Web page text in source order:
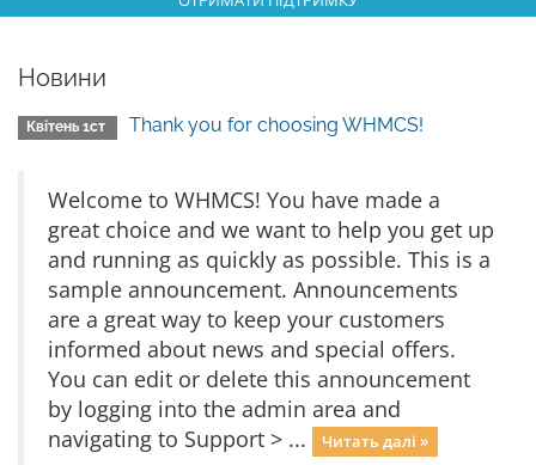
Новини
Квітень 1ст Thank you for choosing WHMCS!
Welcome to WHMCS! You have made a
great choice and we want to help you get up
and running as quickly as possible. This is a
sample announcement. Announcements
are a great way to keep your customers
informed about news and special offers.
You can edit or delete this announcement
by logging into the admin area and
navigating to Support > ...
Читать далі »